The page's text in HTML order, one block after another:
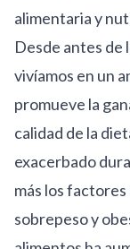
alimentaria y
Desde antes de
vivíamos en un
promueve la
calidad de la
exacerbado
más los
sobrepeso y